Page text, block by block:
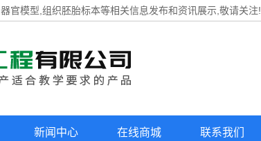
,器官模型,组织胚胎标本等相关信息发布和资讯展示,敬请关注!
新闻中心 在线商城 联系我们